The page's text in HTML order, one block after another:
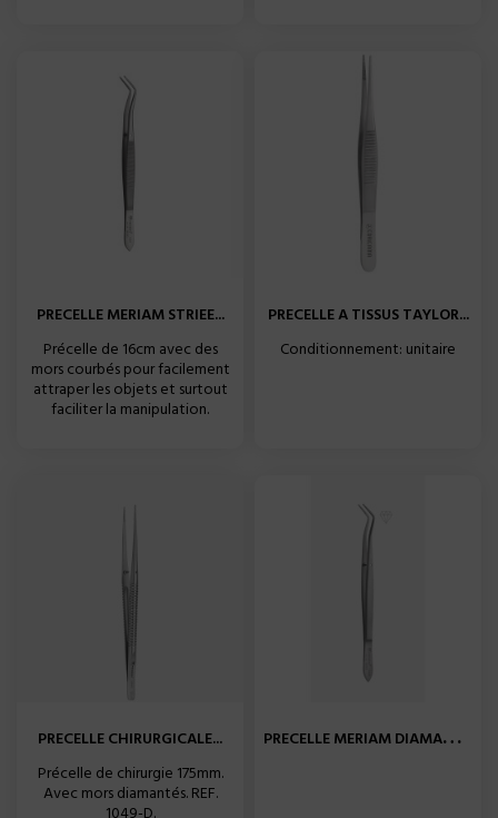
PRECELLE MERIAM STRIEE...
Précelle de 16cm avec des
mors courbés pour facilement
attraper les objets et surtout
faciliter la manipulation.
PRECELLE A TISSUS TAYLOR...
Conditionnement: unitaire
PRECELLE CHIRURGICALE...
Précelle de chirurgie 175mm.
Avec mors diamantés. REF.
P
RECELLE MERIAM DIAMANTE...